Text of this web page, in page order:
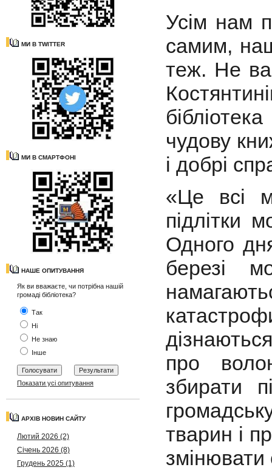
МИ В TWITTER
МИ В СМАРТФОНІ
НАШЕ ОПИТУВАННЯ
Як ви вважаєте, чи потрібна нашій
громаді бібліотека?
Так
Ні
Не знаю
Інше
Показати усі опитування
АРХІВ НОВИН САЙТУ
Лютий 2026 (2)
Січень 2026 (8)
Грудень 2025 (1)
Усім нам
самим,
теж. Не
чудову
і добрі
«Це всі
підлітки
Одного
березі
про
збирати
тварин і
змінювати